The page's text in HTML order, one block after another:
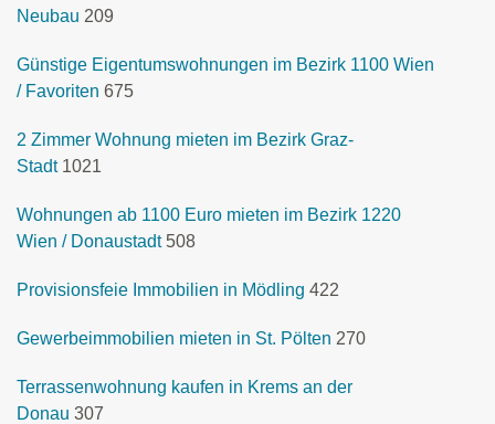
Neubau 209
Günstige Eigentumswohnungen im Bezirk 1100 Wien
/ Favoriten 675
2 Zimmer Wohnung mieten im Bezirk Graz-
Stadt 1021
Wohnungen ab 1100 Euro mieten im Bezirk 1220
Wien / Donaustadt 508
Provisionsfeie Immobilien in Mödling 422
Gewerbeimmobilien mieten in St. Pölten 270
Terrassenwohnung kaufen in Krems an der
Donau 307